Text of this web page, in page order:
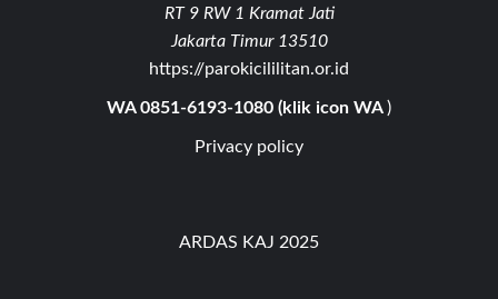
RT 9 RW 1 Kramat Jati
Jakarta Timur 13510
https://parokicililitan.or.id
WA 0851-6193-1080 (klik icon WA )
Privacy policy
ARDAS KAJ 2025